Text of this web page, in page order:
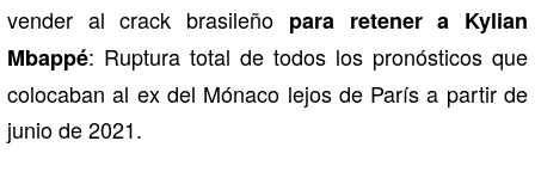
vender al crack brasileño para retener a Kylian
Mbappé: Ruptura total de todos los pronósticos que
colocaban al ex del Mónaco lejos de París a partir de
junio de 2021.